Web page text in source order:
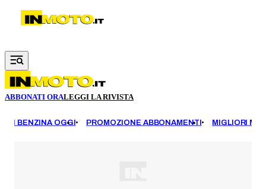
Vai al contenuto principale
ABBONATI ORALEGGI LA RIVISTA
BENZINA OGGI PROMOZIONE ABBONAMENTI MIGLIORI